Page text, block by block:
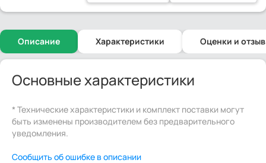
Описание Характеристики Оценки и
Основные характеристики
* Технические характеристики и комплект поставки могут
быть изменены производителем без предварительного
уведомления.
Сообщить об ошибке в описании